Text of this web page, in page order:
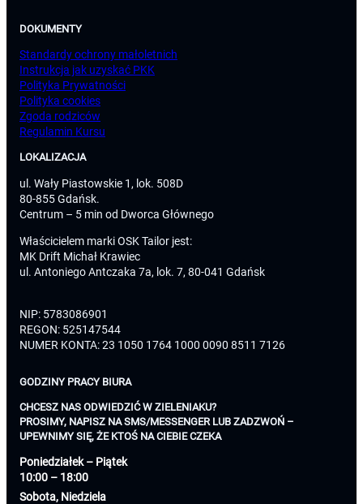
DOKUMENTY
Standardy ochrony małoletnich
Instrukcja jak uzyskać PKK
Polityka Prywatności
Polityka cookies
Zgoda rodziców
Regulamin Kursu
LOKALIZACJA
ul. Wały Piastowskie 1, lok. 508D
80-855 Gdańsk.
Centrum – 5 min od Dworca Głównego
Właścicielem marki OSK Tailor jest:
MK Drift Michał Krawiec
ul. Antoniego Antczaka 7a, lok. 7, 80-041 Gdańsk
NIP: 5783086901
REGON: 525147544
NUMER KONTA: 23 1050 1764 1000 0090 8511 7126
GODZINY PRACY BIURA
CHCESZ NAS ODWIEDZIĆ W ZIELENIAKU?
PROSIMY, NAPISZ NA SMS/MESSENGER LUB ZADZWOŃ –
UPEWNIMY SIĘ, ŻE KTOŚ NA CIEBIE CZEKA
Poniedziałek – Piątek
10:00 – 18:00
Sobota, Niedziela